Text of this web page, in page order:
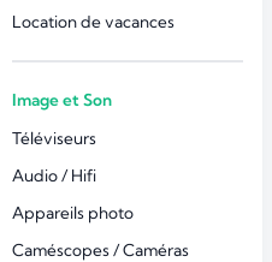
Location de vacances
Image et Son
Téléviseurs
Audio / Hifi
Appareils photo
Caméscopes / Caméras